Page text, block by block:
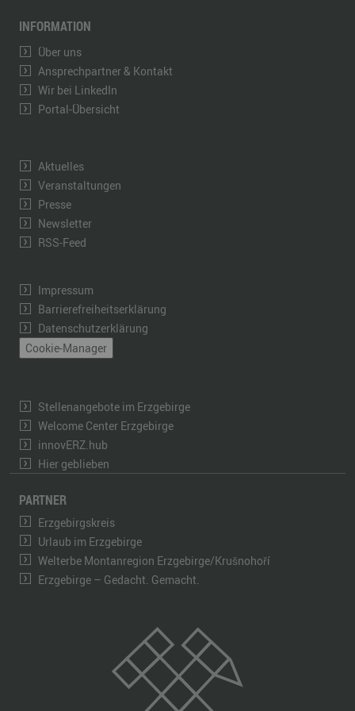
INFORMATION
Über uns
Ansprechpartner & Kontakt
Wir bei LinkedIn
Portal-Übersicht
Aktuelles
Veranstaltungen
Presse
Newsletter
RSS-Feed
Impressum
Barrierefreiheitserklärung
Datenschutzerklärung
Cookie-Manager
Stellenangebote im Erzgebirge
Welcome Center Erzgebirge
innovERZ.hub
Hier geblieben
PARTNER
Erzgebirgskreis
Urlaub im Erzgebirge
Welterbe Montanregion Erzgebirge/Krušnohoří
Erzgebirge – Gedacht. Gemacht.